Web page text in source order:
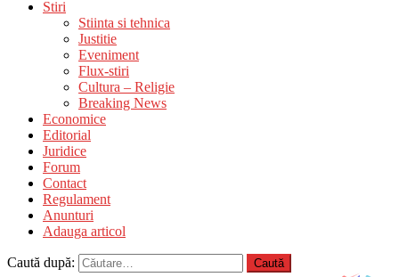
Stiri
Stiinta si tehnica
Justitie
Eveniment
Flux-stiri
Cultura – Religie
Breaking News
Economice
Editorial
Juridice
Forum
Contact
Regulament
Anunturi
Adauga articol
Caută după: